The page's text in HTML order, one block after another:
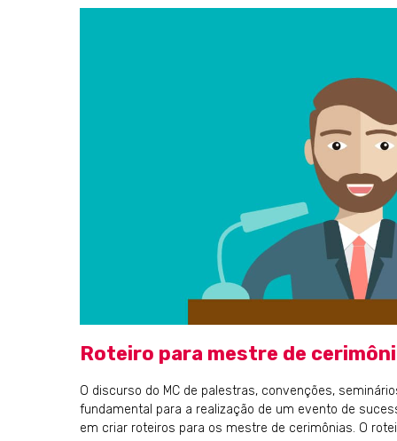
Roteiro para mestre de
O discurso do MC de palestras, convenções,
fundamental para a realização de um evento de
em criar roteiros para os mestre de cerimônias. O